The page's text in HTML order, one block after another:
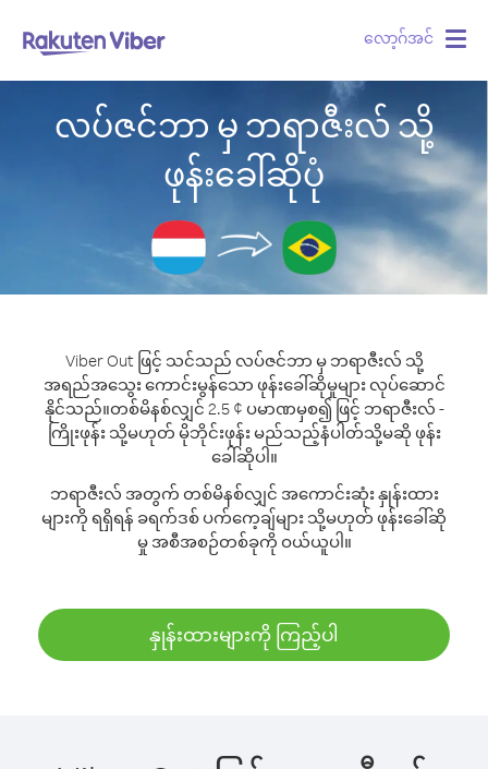
လော့ဂ်အင်
လပ်ဇင်ဘာ မှ ဘရာဇီးလ် သို့
ဖုန်းခေါ်ဆိုပုံ
Viber Out ဖြင့် သင်သည် လပ်ဇင်ဘာ မှ ဘရာဇီးလ် သို့
အရည်အသွေး ကောင်းမွန်သော ဖုန်းခေါ်ဆိုမှုများ လုပ်ဆောင်
နိုင်သည်။တစ်မိနစ်လျှင် 2.5 ¢ ပမာဏမှစ၍ ဖြင့် ဘရာဇီးလ် -
ကြိုးဖုန်း သို့မဟုတ် မိုဘိုင်းဖုန်း မည်သည့်နံပါတ်သို့မဆို ဖုန်း
ခေါ်ဆိုပါ။
ဘရာဇီးလ် အတွက် တစ်မိနစ်လျှင် အကောင်းဆုံး နှုန်းထား
များကို ရရှိရန် ခရက်ဒစ် ပက်ကေ့ချ်များ သို့မဟုတ် ဖုန်းခေါ်ဆို
မှု အစီအစဉ်တစ်ခုကို ဝယ်ယူပါ။
နှုန်းထားများကို ကြည့်ပါ